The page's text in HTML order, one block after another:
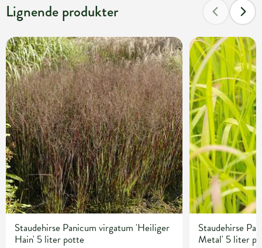
Lignende produkter
Staudehirse Panicum virgatum 'Heiliger
Hain' 5 liter potte
Staudehirse
Metal' 5 liter